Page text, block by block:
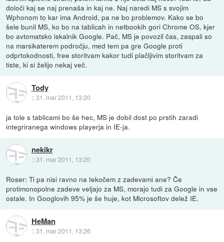
določi kaj se naj prenaša in kaj ne. Naj naredi MS s svojim
Wphonom to kar ima Android, pa ne bo problemov. Kako se bo
šele bunil MS, ko bo na tablicah in netbookih gori Chrome OS, kjer
bo avtomatsko iskalnik Google. Pač, MS je povozil čas, zaspali so
na marsikaterem področju, med tem pa gre Google proti
odprtokodnosti, free storitvam kakor tudi plačljivim storitvam za
tiste, ki si želijo nekaj več.
Tody
::31. mar 2011, 13:20
ja tole s tablicami bo še hec, MS je dobil dost po prstih zaradi
integriranega windows playerja in IE-ja.
nekikr
::31. mar 2011, 13:20
Roser: Ti pa nisi ravno na tekočem z zadevami ane? Če
protimonopolne zadeve veljajo za MS, morajo tudi za Google in vse
ostale. In Googlovih 95% je še huje, kot Microsoftov delež IE.
HeMan
::31. mar 2011, 13:26